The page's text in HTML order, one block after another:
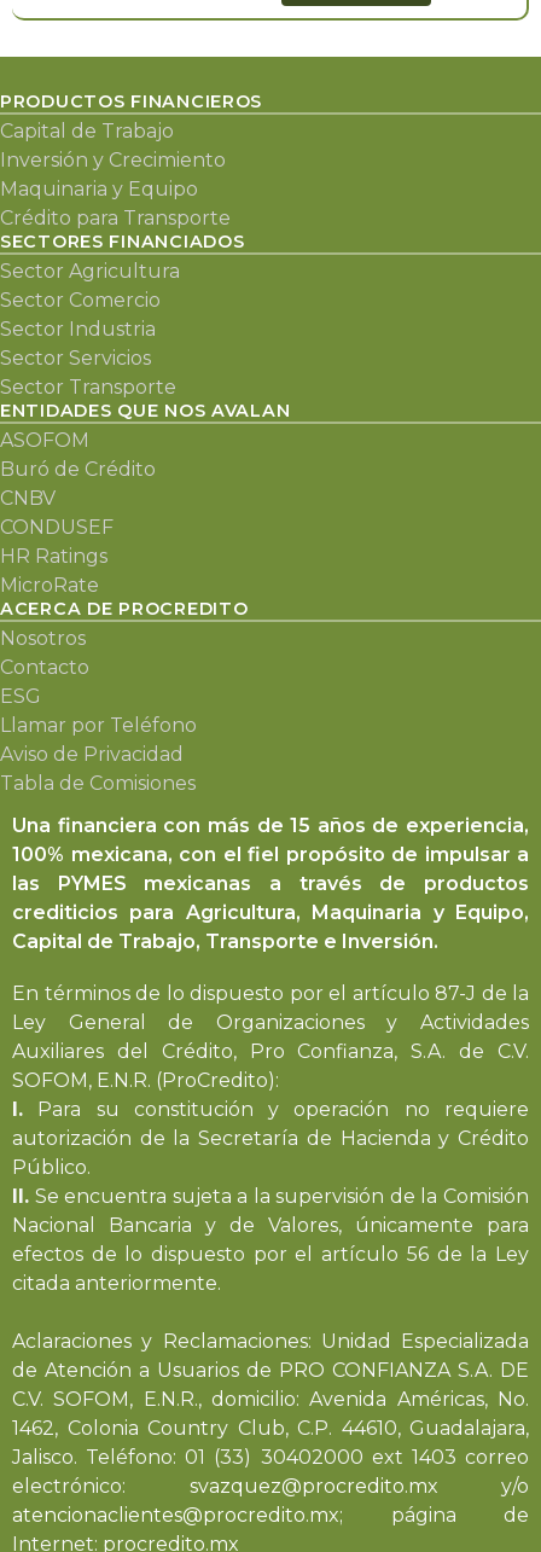
PRODUCTOS FINANCIEROS
Capital de Trabajo
Inversión y Crecimiento
Maquinaria y Equipo
Crédito para Transporte
SECTORES FINANCIADOS
Sector Agricultura
Sector Comercio
Sector Industria
Sector Servicios
Sector Transporte
ENTIDADES QUE NOS AVALAN
ASOFOM
Buró de Crédito
CNBV
CONDUSEF
HR Ratings
MicroRate
ACERCA DE PROCREDITO
Nosotros
Contacto
ESG
Llamar por Teléfono
Aviso de Privacidad
Tabla de Comisiones
Una financiera con más de 15 años de experiencia,
100% mexicana, con el fiel propósito de impulsar a
las PYMES mexicanas a través de productos
crediticios para Agricultura, Maquinaria y Equipo,
Capital de Trabajo, Transporte e Inversión.
En términos de lo dispuesto por el artículo 87-J de la
Ley General de Organizaciones y Actividades
Auxiliares del Crédito, Pro Confianza, S.A. de C.V.
SOFOM, E.N.R. (ProCredito):
I. Para su constitución y operación no requiere
autorización de la Secretaría de Hacienda y Crédito
Público.
II. Se encuentra sujeta a la supervisión de la Comisión
Nacional Bancaria y de Valores, únicamente para
efectos de lo dispuesto por el artículo 56 de la Ley
citada anteriormente.
Aclaraciones y Reclamaciones: Unidad Especializada
de Atención a Usuarios de PRO CONFIANZA S.A. DE
C.V. SOFOM, E.N.R., domicilio: Avenida Américas, No.
1462, Colonia Country Club, C.P. 44610, Guadalajara,
Jalisco. Teléfono: 01 (33) 30402000 ext 1403 correo
electrónico: svazquez@procredito.mx y/o
atencionaclientes@procredito.mx; página de
Internet: procredito.mx